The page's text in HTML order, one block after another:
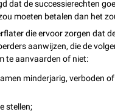
dat de successierechten
moeten betalen dan het
die ervoor zorgen dat
aanwijzen, die de
te aanvaarden of niet:
minderjarig, verboden
stellen;